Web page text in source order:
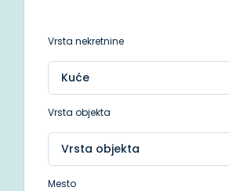
Vrsta nekretnine
Vrsta objekta
Mesto